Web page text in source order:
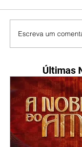
Escreva um
Últimas